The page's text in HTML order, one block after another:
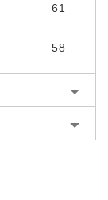
61
58